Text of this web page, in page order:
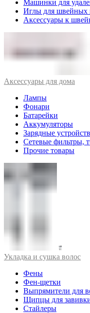
Машинки для
Иглы для швейных
Аксессуары к
Аксессуары для дома
Лампы
Фонари
Батарейки
Аккумуляторы
Зарядные
Сетевые фильтры,
Прочие товары
Укладка и сушка волос
Фены
Фен-щетки
Выпрямители для
Щипцы для
Стайлеры